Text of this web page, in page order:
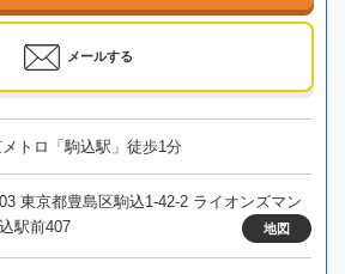
メールする
トロ「駒込駅」徒歩1分
東京都豊島区駒込1-42-2 ライオンズマン
駅前407
地図